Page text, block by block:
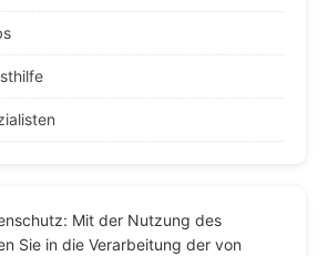
Mit der Nutzung des
Sie in die Verarbeitung der von